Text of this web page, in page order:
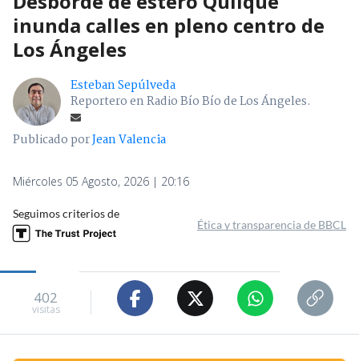
inunda calles en pleno centro de
Los Ángeles
Esteban Sepúlveda
Reportero en Radio Bío Bío de Los Ángeles.
Publicado porJean Valencia
Miércoles 05 Agosto, 2026 | 20:16
Seguimos criterios de
Ética y transparencia de BBCL
402
visitas